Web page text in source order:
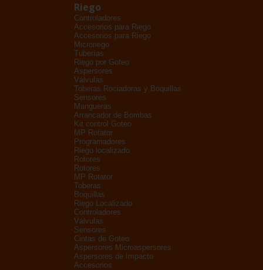
Riego
Controladores
Accesorios para Riego
Accesorios para Riego
Microriego
Tuberías
Riego por Goteo
Aspersores
Válvulas
Toberas Rociadoras y Boquillas
Sensores
Mangueras
Arrancador de Bombas
Kit control Goteo
MP Rotator
Programadores
Riego localizado
Rotores
Rotores
MP Rotator
Toberas
Boquillas
Riego Localizado
Controladores
Válvulas
Sensores
Cintas de Goteo
Aspersores Microaspersores
Aspersores de Impacto
Accesorios